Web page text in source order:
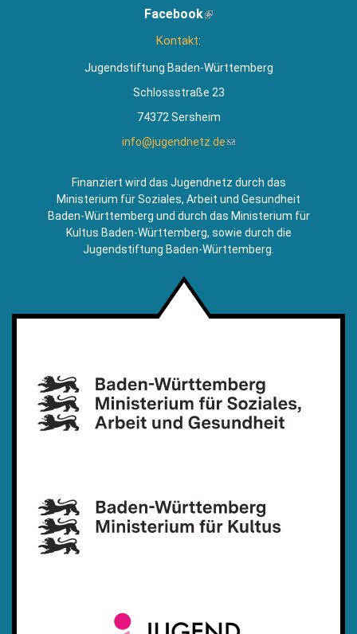
extern)
Facebook(Link
Kontakt:
Jugendstiftung Baden-Württemberg
Schlossstraße 23
74372 Sersheim
info@jugendnetz.de(Link
Mail)
Finanziert wird das Jugendnetz durch das
Ministerium für Soziales, Arbeit und Gesundheit
Baden-Württemberg und durch das Ministerium für
Kultus Baden-Württemberg, sowie durch die
Jugendstiftung Baden-Württemberg.